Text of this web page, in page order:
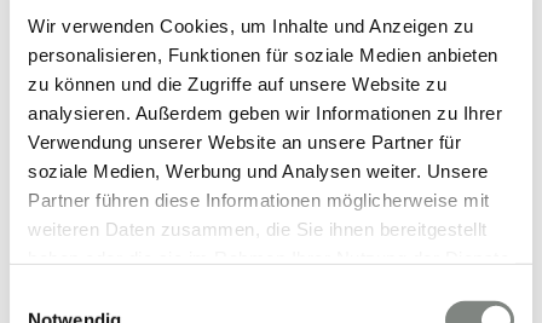
Wir verwenden Cookies, um Inhalte und Anzeigen zu
personalisieren, Funktionen für soziale Medien anbieten
zu können und die Zugriffe auf unsere Website zu
analysieren. Außerdem geben wir Informationen zu Ihrer
Verwendung unserer Website an unsere Partner für
soziale Medien, Werbung und Analysen weiter. Unsere
Partner führen diese Informationen möglicherweise mit
weiteren Daten zusammen, die Sie ihnen bereitgestellt
Cookies, wenn Sie unsere Webseite weiterhin nutzen.
VERMIETET
Mainz
Schönes Reihenendhaus in familienfreundlicher
Lage in Mainz-Lerchenberg
Reiheneckhaus